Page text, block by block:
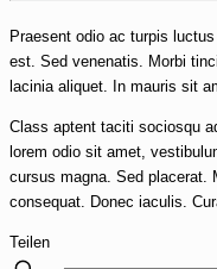
Praesent odio ac turpis
est. Sed venenatis. Morbi
lacinia aliquet. In mauris sit
Class aptent taciti sociosqu
lorem odio sit amet,
cursus magna. Sed placerat.
consequat. Donec iaculis.
Teilen